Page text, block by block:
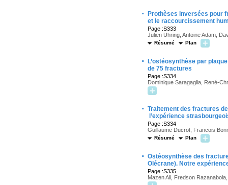
·
Prothèses inversées pour
et le raccourcissement
Page :S333
Julien Uhring, Antoine Adam,
Résumé Plan
·
L’ostéosynthèse par
de 75 fractures
Page :S334
Dominique Saragaglia, René-
· Traitement des fractures
l’expérience
Page :S334
Guillaume Ducrot, Francois
Résumé Plan
· Ostéosynthèse des
Olécrane). Notre
Page :S335
Mazen Ali, Fredson